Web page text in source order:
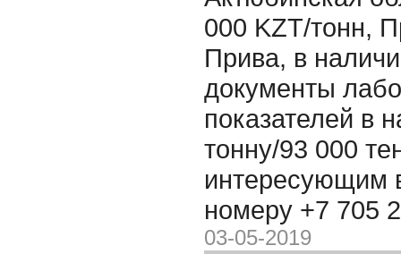
000 KZT/тонн,
Прива, в
документы
показателей в
тонну/93 000
интересующим
номеру +7 705
03-05-2019